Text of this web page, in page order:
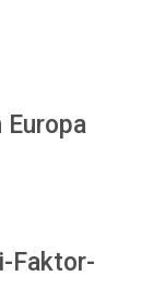
Faktor-